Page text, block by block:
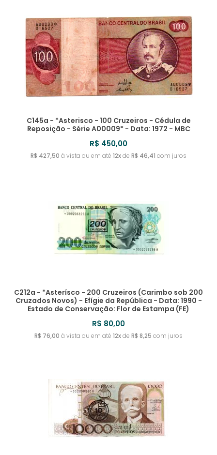
C145a - *Asterisco - 100 Cruzeiros - Cédula de
Reposição - Série A00009* - Data: 1972 - MBC
R$ 450,00
R$ 427,50 à vista ou em até 12xde R$ 46,41 com juros
C212a - *Asterísco - 200 Cruzeiros (Carimbo sob 200
Cruzados Novos) - Efígie da República - Data: 1990 -
Estado de Conservação: Flor de Estampa (FE)
R$ 80,00
R$ 76,00 à vista ou em até 12xde R$ 8,25 com juros